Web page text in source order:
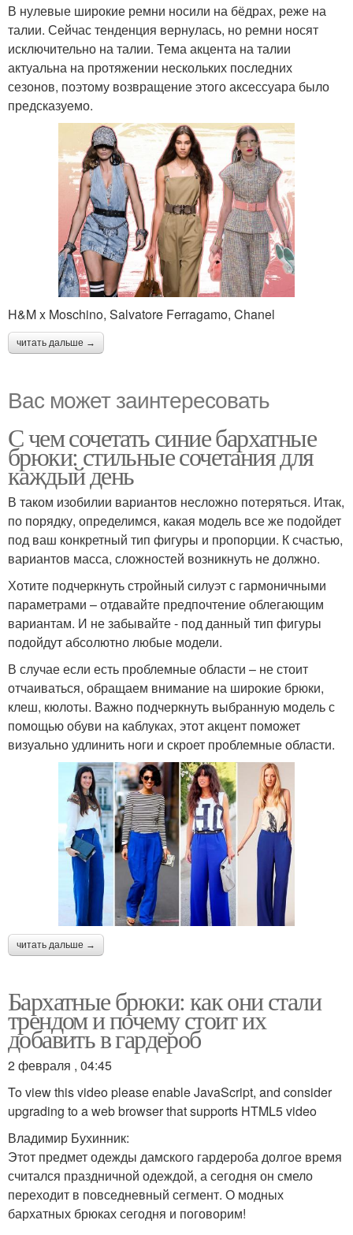
В нулевые широкие ремни носили на бёдрах, реже на
талии. Сейчас тенденция вернулась, но ремни носят
исключительно на талии. Тема акцента на талии
актуальна на протяжении нескольких последних
сезонов, поэтому возвращение этого аксессуара было
предсказуемо.
H&M x Moschino, Salvatore Ferragamo, Chanel
читать дальше →
Вас может заинтересовать
С чем сочетать синие бархатные
брюки: стильные сочетания для
каждый день
В таком изобилии вариантов несложно потеряться. Итак,
по порядку, определимся, какая модель все же подойдет
под ваш конкретный тип фигуры и пропорции. К счастью,
вариантов масса, сложностей возникнуть не должно.
Хотите подчеркнуть стройный силуэт с гармоничными
параметрами – отдавайте предпочтение облегающим
вариантам. И не забывайте - под данный тип фигуры
подойдут абсолютно любые модели.
В случае если есть проблемные области – не стоит
отчаиваться, обращаем внимание на широкие брюки,
клеш, кюлоты. Важно подчеркнуть выбранную модель с
помощью обуви на каблуках, этот акцент поможет
визуально удлинить ноги и скроет проблемные области.
читать дальше →
Бархатные брюки: как они стали
трендом и почему стоит их
добавить в гардероб
2 февраля , 04:45
To view this video please enable JavaScript, and consider
upgrading to a web browser that supports HTML5 video
Владимир Бухинник:
Этот предмет одежды дамского гардероба долгое время
считался праздничной одеждой, а сегодня он смело
переходит в повседневный сегмент. О модных
бархатных брюках сегодня и поговорим!